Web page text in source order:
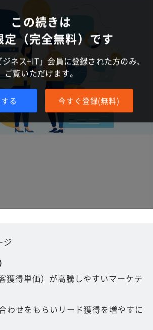
この続きは
定（完全無料）です
ネス+IT」会員に登録された方のみ、
ご覧いただけます。
る 今すぐ登録(無料)
ジ
獲得単価）が高騰しやすいマーケテ
わせをもらいリード獲得を増やすに